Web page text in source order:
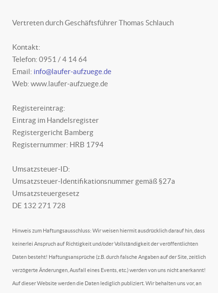
Vertreten durch Geschäftsführer Thomas Schlauch
Kontakt:
Telefon: 0951 / 4 14 64
Email: info@laufer-aufzuege.de
Web: www.laufer-aufzuege.de
Registereintrag:
Eintrag im Handelsregister
Registergericht Bamberg
Registernummer: HRB 1794
Umsatzsteuer-ID:
Umsatzsteuer-Identifikationsnummer gemäß §27a
Umsatzsteuergesetz
DE 132 271 728
Hinweis zum Haftungsausschluss: Wir weisen hiermit ausdrücklich darauf hin, dass
keinerlei Anspruch auf Richtigkeit und/oder Vollständigkeit der veröffentlichten
Daten besteht! Haftungsansprüche (z.B. durch falsche Angaben auf der Site, zeitlich
verzögerte Änderungen, Ausfall eines Events, etc.) werden von uns nicht anerkannt!
Auf dieser Website werden die Daten lediglich publiziert. Wir behalten uns vor, an